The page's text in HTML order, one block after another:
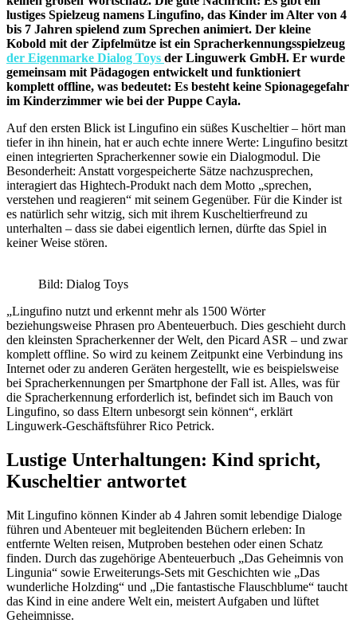
lustiges Spielzeug namens Lingufino, das Kinder im Alter von 4
bis 7 Jahren spielend zum Sprechen animiert. Der kleine
Kobold mit der Zipfel­mütze ist ein Spracherkennungsspielzeug
der Eigenmarke Dialog Toys der Linguwerk GmbH. Er wurde
gemeinsam mit Päda­gogen entwickelt und funktioniert
komplett offline, was bedeutet: Es besteht keine Spionagegefahr
im Kinderzimmer wie bei der Puppe Cayla.
Auf den ersten Blick ist Lingufino ein süßes Kuscheltier – hört man
tiefer in ihn hinein, hat er auch echte innere Werte: Lingufino besitzt
einen integrierten Spracherkenner sowie ein Dialogmodul. Die
Besonderheit: Anstatt vorge­speicherte Sätze nachzusprechen,
interagiert das Hightech-Produkt nach dem Motto „sprechen,
verstehen und rea­gieren“ mit seinem Gegenüber. Für die Kinder ist
es natürlich sehr witzig, sich mit ihrem Kuscheltierfreund zu
unterhalten – dass sie dabei eigentlich lernen, dürfte das Spiel in
keiner Weise stören.
Bild: Dialog Toys
„Lingufino nutzt und erkennt mehr als 1500 Wörter
beziehungsweise Phrasen pro Aben­teuerbuch. Dies geschieht durch
den kleinsten Spracher­kenner der Welt, den Picard ASR – und zwar
komplett offline. So wird zu keinem Zeitpunkt eine Ver­bindung ins
Internet oder zu anderen Geräten hergestellt, wie es beispielsweise
bei Spracherkennungen per Smartphone der Fall ist. Alles, was für
die Spracher­kennung erforderlich ist, befindet sich im Bauch von
Lingu­fino, so dass Eltern unbesorgt sein können“, erklärt
Linguwerk-Geschäftsführer Rico Petrick.
Lustige Unterhaltungen: Kind spricht,
Kuscheltier antwortet
Mit Lingufino können Kinder ab 4 Jahren somit lebendige Dialoge
führen und Abenteuer mit begleitenden Büchern erleben: In
entfernte Welten reisen, Mut­proben bestehen oder einen Schatz
finden. Durch das zugehörige Abenteuer­buch „Das Geheimnis von
Lingunia“ sowie Erweiterungs-Sets mit Geschichten wie „Das
wunderliche Holzding“ und „Die fantas­tische Flausch­blume“ taucht
das Kind in eine andere Welt ein, meistert Aufgaben und lüftet
Geheimnisse.